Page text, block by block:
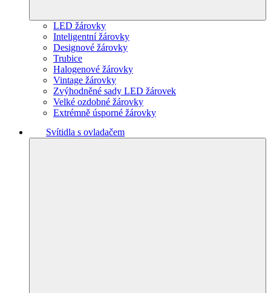
LED žárovky
Inteligentní žárovky
Designové žárovky
Trubice
Halogenové žárovky
Vintage žárovky
Zvýhodněné sady LED žárovek
Velké ozdobné žárovky
Extrémně úsporné žárovky
Svítidla s ovladačem